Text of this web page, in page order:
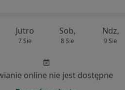
Jutro
7 Sie
Sob,
8 Sie
Ndz,
9 Sie
online nie jest dostępne